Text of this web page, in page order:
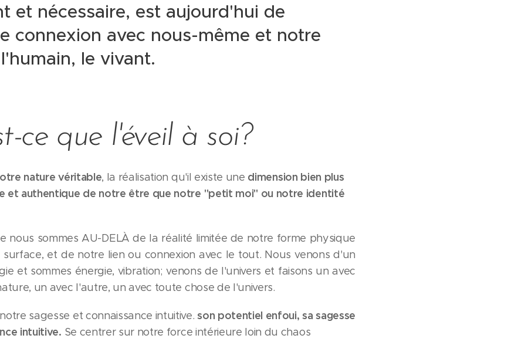
et nécessaire, est aujourd'hui de
connexion avec nous-même et notre
le vivant.
ce que l'éveil à soi?
nature véritable, la réalisation qu'il existe une dimension bien plus
et authentique de notre être que notre "petit moi" ou notre identité
nous sommes AU-DELÀ de la réalité limitée de notre forme physique
et de notre lien ou connexion avec le tout. Nous venons d'un
et sommes énergie, vibration; venons de l'univers et faisons un avec
un avec l'autre, un avec toute chose de l'univers.
sagesse et connaissance intuitive.son potentiel enfoui, sa sagesse
intuitive. Se centrer sur notre force intérieure loin du chaos